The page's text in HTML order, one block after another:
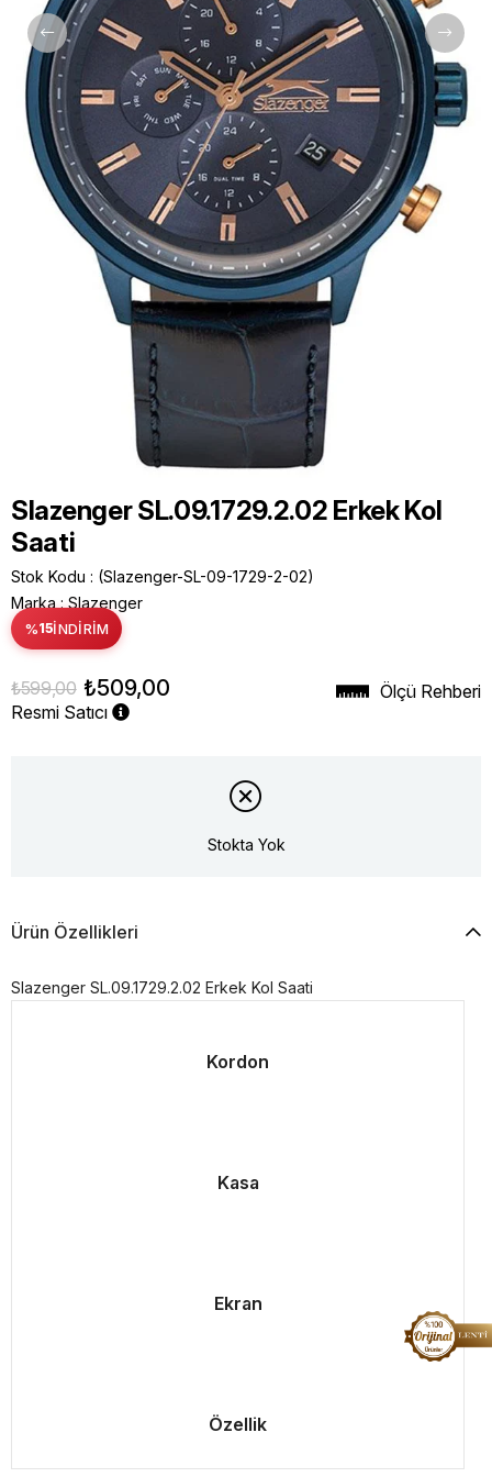
Slazenger SL.09.1729.2.02 Erkek Kol
Saati
Stok Kodu
(Slazenger-SL-09-1729-2-02)
Marka : Slazenger
%15İNDIRIM
₺599,00 ₺509,00
Resmi Satıcı
Ölçü Rehberi
Stokta Yok
Ürün Özellikleri
Slazenger SL.09.1729.2.02 Erkek Kol Saati
Kordon
Kasa
Ekran
Özellik